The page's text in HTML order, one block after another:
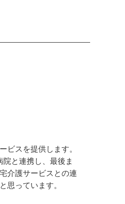
ビスを提供します。
と連携し、最後ま
介護サービスとの連
思っています。